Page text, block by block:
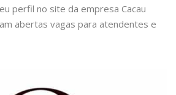
perfil no site da empresa Cacau
abertas vagas para atendentes e